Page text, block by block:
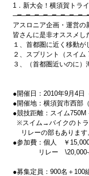
1．新大会！横須賀トラ
アスロニア企画・運営
皆さんに是非オススメし
１、首都圏に近く移動が
２、スプリント（スイ
３、（首都圏近いのに）
●開催日：2010年9月4日
●開催地：横須賀市西部
●競技距離：スイム
※スイム→バイクのトラ
リレーの部もあります
●参加費：個人　￥
リレー　\20,000-/
●募集定員：900名＋100